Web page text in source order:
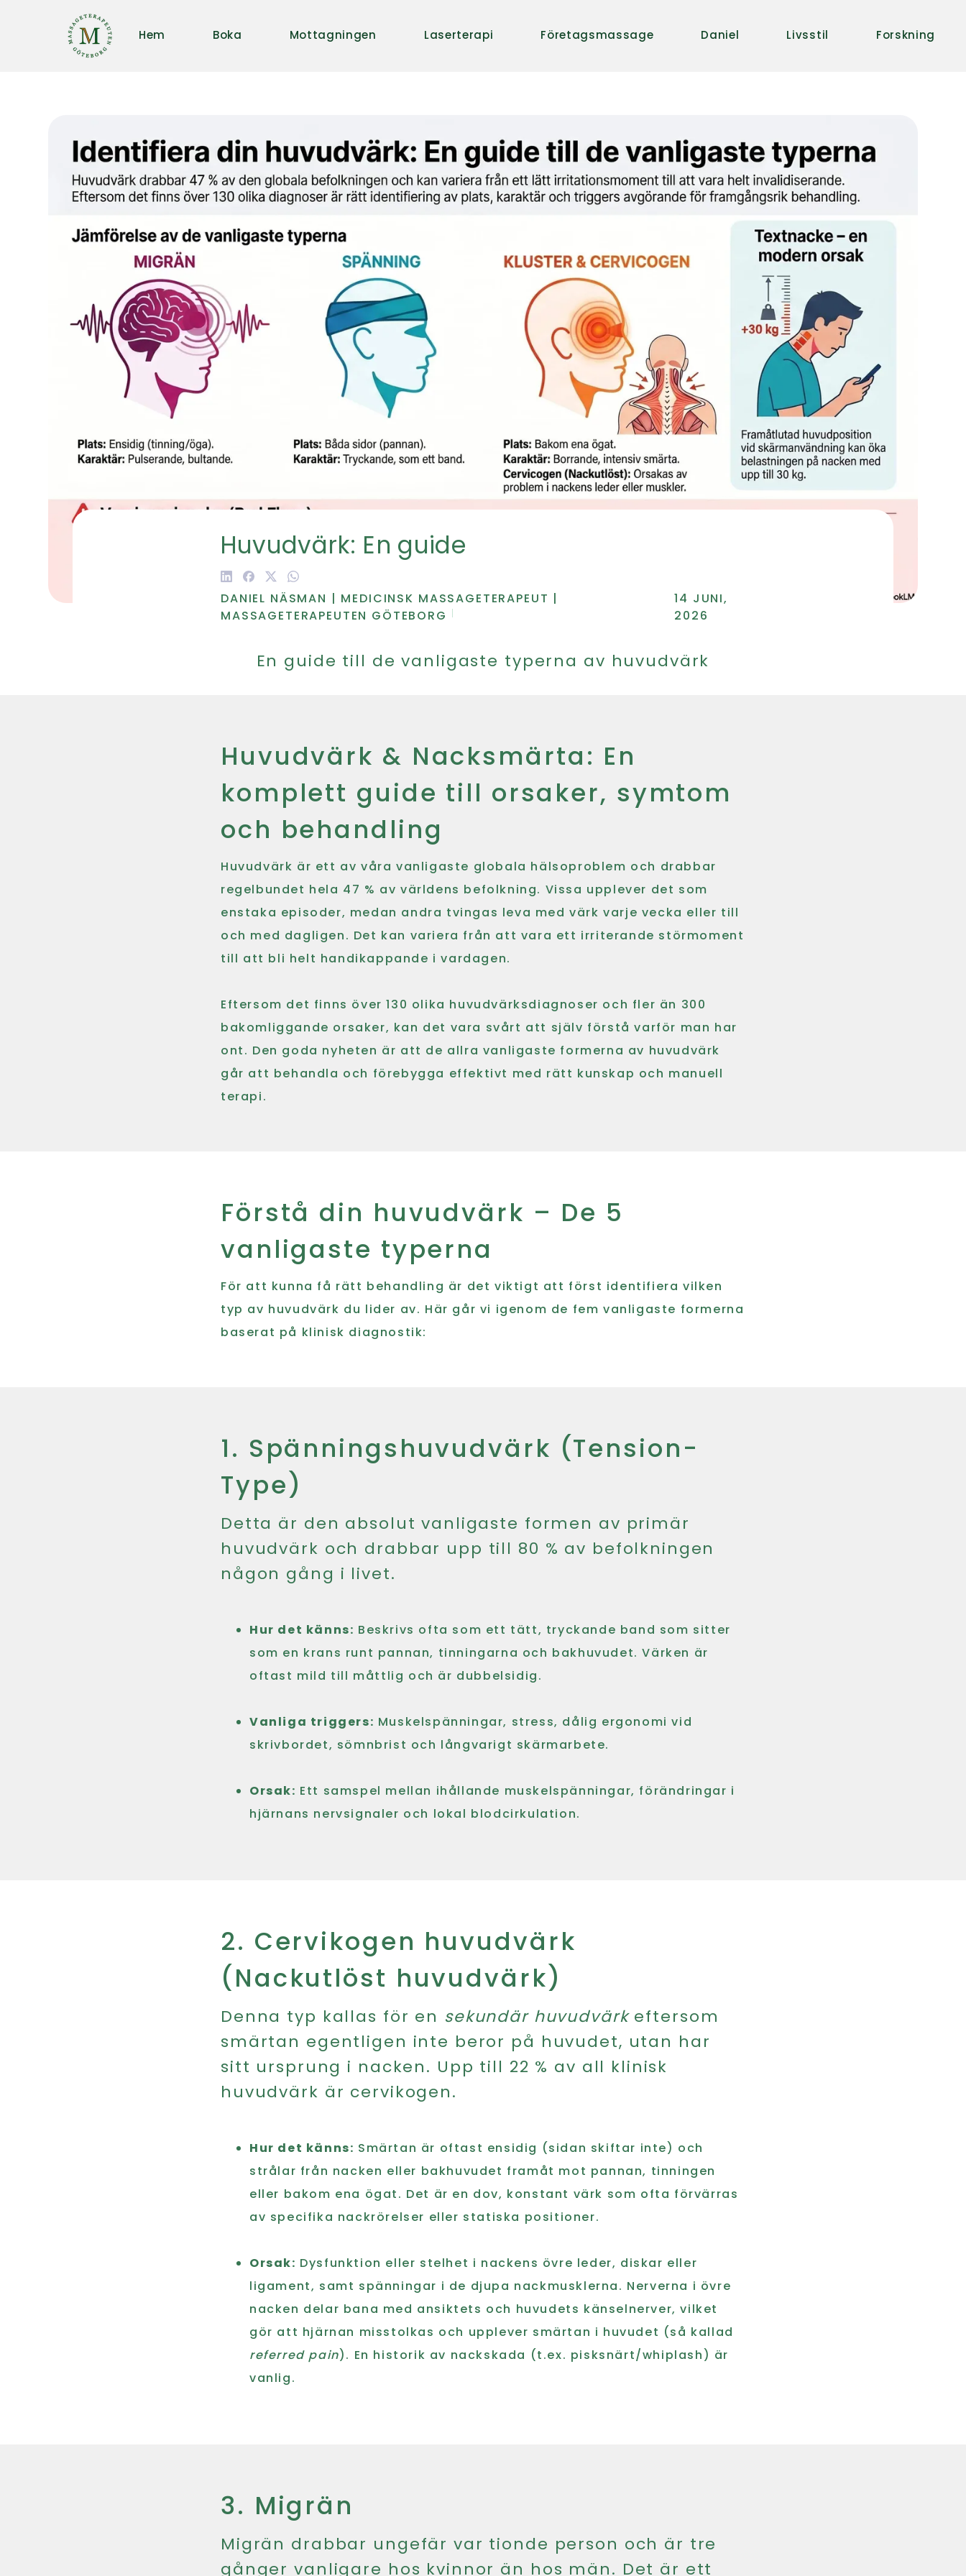
Hem Boka Mottagningen Laserterapi Företagsmassage Daniel Livsstil Forskning
Huvudvärk: En guide
DANIEL NÄSMAN | MEDICINSK MASSAGETERAPEUT |
MASSAGETERAPEUTEN GÖTEBORG
14 JUNI,
2026
En guide till de vanligaste typerna av huvudvärk
Huvudvärk & Nacksmärta: En
komplett guide till orsaker, symtom
och behandling
Huvudvärk är ett av våra vanligaste globala hälsoproblem och drabbar
regelbundet hela 47 % av världens befolkning. Vissa upplever det som
enstaka episoder, medan andra tvingas leva med värk varje vecka eller till
och med dagligen. Det kan variera från att vara ett irriterande störmoment
till att bli helt handikappande i vardagen.
Eftersom det finns över 130 olika huvudvärksdiagnoser och fler än 300
bakomliggande orsaker, kan det vara svårt att själv förstå varför man har
ont. Den goda nyheten är att de allra vanligaste formerna av huvudvärk
går att behandla och förebygga effektivt med rätt kunskap och manuell
terapi.
Förstå din huvudvärk – De 5
vanligaste typerna
För att kunna få rätt behandling är det viktigt att först identifiera vilken
typ av huvudvärk du lider av. Här går vi igenom de fem vanligaste formerna
baserat på klinisk diagnostik:
1. Spänningshuvudvärk (Tension-
Type)
Detta är den absolut vanligaste formen av primär
huvudvärk och drabbar upp till 80 % av befolkningen
någon gång i livet.
Hur det känns: Beskrivs ofta som ett tätt, tryckande band som sitter
som en krans runt pannan, tinningarna och bakhuvudet. Värken är
oftast mild till måttlig och är dubbelsidig.
Vanliga triggers: Muskelspänningar, stress, dålig ergonomi vid
skrivbordet, sömnbrist och långvarigt skärmarbete.
Orsak: Ett samspel mellan ihållande muskelspänningar, förändringar i
hjärnans nervsignaler och lokal blodcirkulation.
2. Cervikogen huvudvärk
(Nackutlöst huvudvärk)
Denna typ kallas för en sekundär huvudvärkeftersom
smärtan egentligen inte beror på huvudet, utan har
sitt ursprung i nacken. Upp till 22 % av all klinisk
huvudvärk är cervikogen.
Hur det känns: Smärtan är oftast ensidig (sidan skiftar inte) och
strålar från nacken eller bakhuvudet framåt mot pannan, tinningen
eller bakom ena ögat. Det är en dov, konstant värk som ofta förvärras
av specifika nackrörelser eller statiska positioner.
Orsak: Dysfunktion eller stelhet i nackens övre leder, diskar eller
ligament, samt spänningar i de djupa nackmusklerna. Nerverna i övre
nacken delar bana med ansiktets och huvudets känselnerver, vilket
gör att hjärnan misstolkas och upplever smärtan i huvudet (så kallad
referred pain). En historik av nackskada (t.ex. pisksnärt/whiplash) är
vanlig.
3. Migrän
Migrän drabbar ungefär var tionde person och är tre
gånger vanligare hos kvinnor än hos män. Det är ett